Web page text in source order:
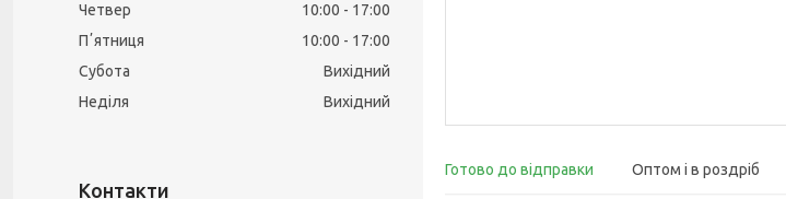
Готово до відправки Оптом і в роздріб
Четвер
10:00
17:00
Пʼятниця
10:00
17:00
Субота
Вихідний
Неділя
Вихідний